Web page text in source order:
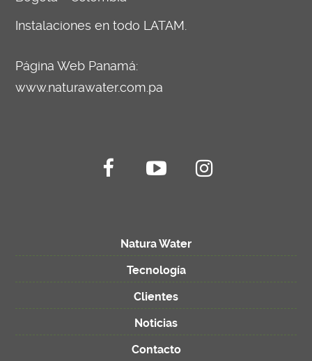
Natura Water
Tecnología
Clientes
Noticias
Contacto
Instalaciones en todo LATAM.
Página Web Panamá:
www.naturawater.com.pa